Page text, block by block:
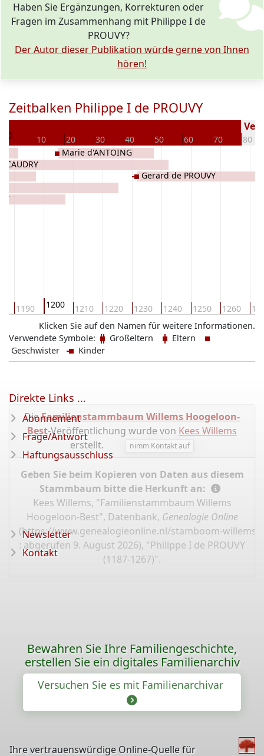
Haben Sie Ergänzungen, Korrekturen oder
Fragen im Zusammenhang mit Philippe I de
PROUVY?
Der Autor dieser Publikation würde gerne von Ihnen
hören!
Zeitbalken Philippe I de PROUVY
0 10 20 30 40 50 60 70 80
1190 1200 1210 1220 1230 1240 1250 1260
CAUDRY
Marie d'ANTOING
Gerard de PROUVY
Klicken Sie auf den Namen für weitere Informationen.
Verwendete Symbole:
Großeltern
Eltern
Geschwister
Kinder
DieFamilienstammbaum Willems Hoogeloon-
Best-Veröffentlichung wurde von Kees Willems
erstellt.
nimm Kontakt auf
Geben Sie beim Kopieren von Daten aus diesem
Stammbaum bitte die Herkunft an:
Kees Willems, "Familienstammbaum Willems
Hoogeloon-Best", Datenbank, Genealogie Online
(https://www.genealogieonline.nl/stamboom-willems-
: abgerufen 9. August 2026), "Philippe I de PROUVY
(1187-1267)".
Direkte Links ...
Abonnement
Frage/Antwort
Haftungsausschluss
Newsletter
Kontakt
Bewahren Sie Ihre Familiengeschichte,
erstellen Sie ein digitales Familienarchiv
Versuchen Sie es mit Familienarchivar
Ihre vertrauenswürdige Online-Quelle für